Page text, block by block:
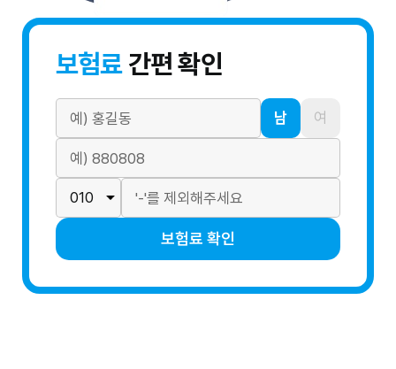
보험료간편 확인
남 여
보험료 확인